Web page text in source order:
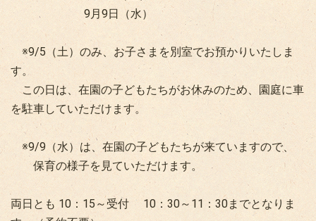
9月9日（水）
※9/5（土）のみ、お子さまを別室でお預かりいたしま
す。
この日は、在園の子どもたちがお休みのため、園庭に車
を駐車していただけます。
※9/9（水）は、在園の子どもたちが来ていますので、
保育の様子を見ていただけます。
両日とも 10：15～受付 10：30～11：30までとなりま